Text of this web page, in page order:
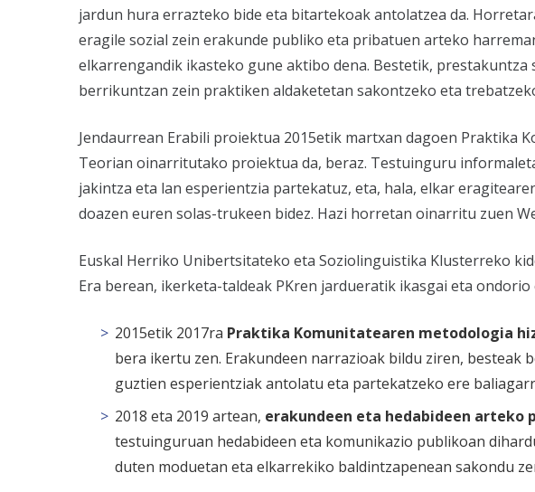
jardun hura errazteko bide eta bitartekoak antolatzea da.
eragile sozial zein erakunde publiko eta pribatuen arteko
elkarrengandik ikasteko gune aktibo dena. Bestetik,
berrikuntzan zein praktiken aldaketetan sakontzeko eta
Jendaurrean Erabili proiektua 2015etik martxan dagoen Praktika
Teorian oinarritutako proiektua da, beraz. Testuinguru
jakintza eta lan esperientzia partekatuz, eta, hala, elkar
doazen euren solas-trukeen bidez. Hazi horretan oinarritu zuen
Euskal Herriko Unibertsitateko eta Soziolinguistika Klusterreko
Era berean, ikerketa-taldeak PKren jardueratik ikasgai eta
2015etik 2017ra Praktika Komunitatearen metodologia
bera ikertu zen. Erakundeen narrazioak bildu ziren,
guztien esperientziak antolatu eta partekatzeko ere
2018 eta 2019 artean, erakundeen eta hedabideen
testuinguruan hedabideen eta komunikazio publikoan
duten moduetan eta elkarrekiko baldintzapenean sakondu